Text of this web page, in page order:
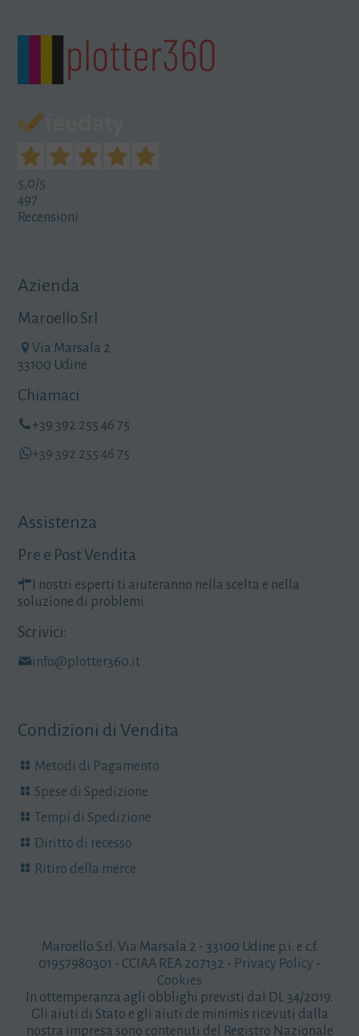
5,0/5
497
Recensioni
Azienda
Maroello Srl
Via Marsala 2
33100 Udine
Chiamaci
+39 392 255 46 75
+39 392 255 46 75
Assistenza
Pre e Post Vendita
I nostri esperti ti aiuteranno nella scelta e nella
soluzione di problemi
Scrivici:
info@plotter360.it
Condizioni di Vendita
Metodi di Pagamento
Spese di Spedizione
Tempi di Spedizione
Diritto di recesso
Ritiro della merce
Maroello S.r.l. Via Marsala 2 - 33100 Udine p.i. e c.f.
01957980301 - CCIAA REA 207132 - Privacy Policy -
Cookies
In ottemperanza agli obblighi previsti dal DL 34/2019.
Gli aiuti di Stato e gli aiuti de minimis ricevuti dalla
nostra impresa sono contenuti del Registro Nazionale